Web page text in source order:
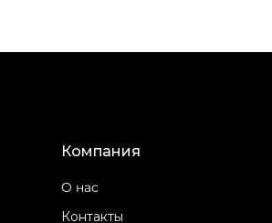
Контакты
О нас
Компания